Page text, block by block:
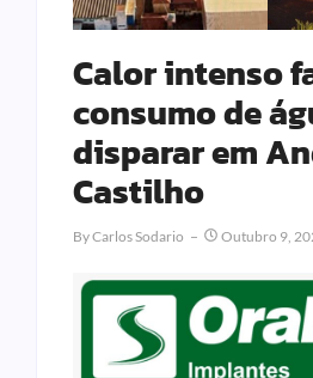
Calor intenso
consumo de
disparar em
Castilho
ByCarlos Sodario Outubro 9,